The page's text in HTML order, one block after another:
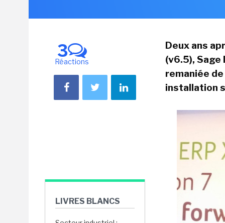
3
Réactions
LIVRES BLANCS
Deux ans
(v6.5),
remaniée
installation